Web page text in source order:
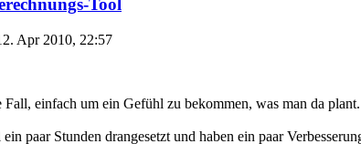
Tool
Apr 2010, 22:57
Fall, einfach um ein Gefühl zu bekommen, was man da plant.
paar Stunden drangesetzt und haben ein paar